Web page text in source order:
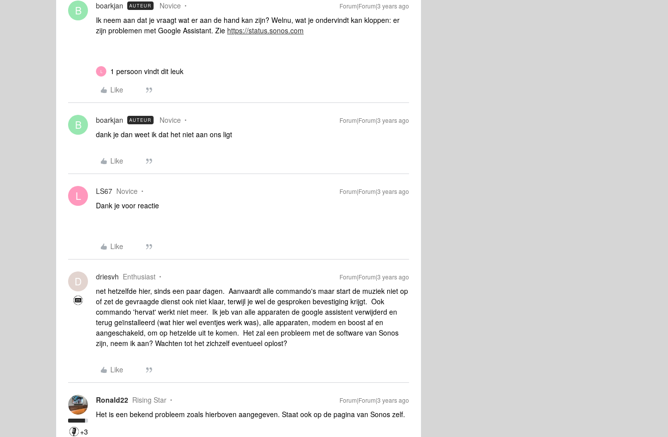
B boarkjan AUTEUR Novice Forum|Forum|3 years ago
Ik neem aan dat je vraagt wat er aan de hand kan zijn? Welnu, wat je ondervindt kan kloppen: er
zijn problemen met Google Assistant. Zie https://status.sonos.com
L
1 persoon vindt dit leuk
Like
B boarkjan AUTEUR Novice Forum|Forum|3 years ago
dank je dan weet ik dat het niet aan ons ligt
Like
L LS67 Novice Forum|Forum|3 years ago
Dank je voor reactie
Like
D driesvh Enthusiast Forum|Forum|3 years ago
net hetzelfde hier, sinds een paar dagen. Aanvaardt alle commando's maar start de muziek niet op
of zet de gevraagde dienst ook niet klaar, terwijl je wel de gesproken bevestiging krijgt. Ook
commando 'hervat' werkt niet meer. Ik jeb van alle apparaten de google assistent verwijderd en
terug geïnstalleerd (wat hier wel eventjes werk was), alle apparaten, modem en boost af en
aangeschakeld, om op hetzelde uit te komen. Het zal een probleem met de software van Sonos
zijn, neem ik aan? Wachten tot het zichzelf eventueel oplost?
Like
+3
Ronald22 Rising Star Forum|Forum|3 years ago
Het is een bekend probleem zoals hierboven aangegeven. Staat ook op de pagina van Sonos zelf.